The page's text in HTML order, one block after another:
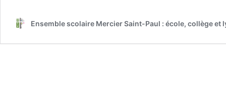
Ensemble scolaire Mercier Saint-Paul : école, collège et